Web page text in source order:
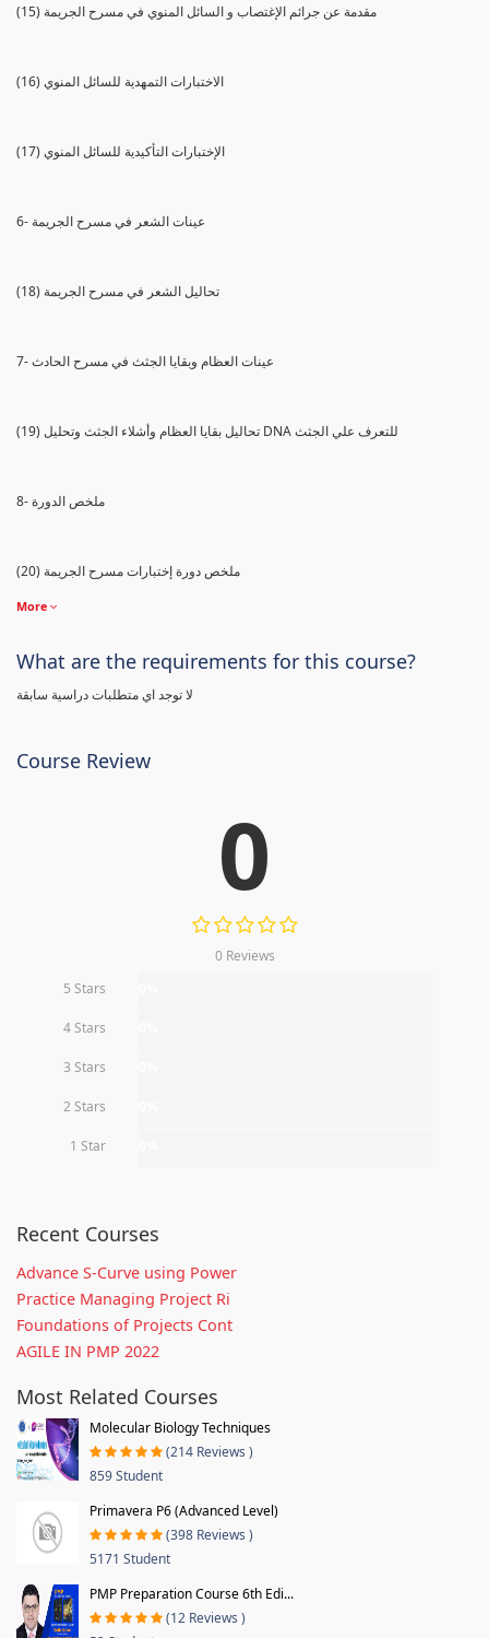
(15) مقدمة عن جرائم الإغتصاب و السائل المنوي في مسرح الجريمة
(16) الاختبارات التمهدية للسائل المنوي
(17) الإختبارات التأكيدية للسائل المنوي
6- عينات الشعر في مسرح الجريمة
(18) تحاليل الشعر في مسرح الجريمة
7- عينات العظام وبقايا الجثث في مسرح الحادث
(19) تحاليل بقايا العظام وأشلاء الجثث وتحليل DNA للتعرف علي الجثث
8- ملخص الدورة
(20) ملخص دورة إختبارات مسرح الجريمة
More
What are the requirements for this course?
لا توجد اي متطلبات دراسية سابقة
Course Review
0
0 Reviews
5 Stars
4 Stars
3 Stars
2 Stars
1 Star
Recent Courses
Advance S-Curve using Power
Practice Managing Project Ri
Foundations of Projects Cont
AGILE IN PMP 2022
Most Related Courses
Molecular Biology Techniques
(214 Reviews )
859 Student
Primavera P6 (Advanced Level)
(398 Reviews )
5171 Student
PMP Preparation Course 6th Edi...
(12 Reviews )